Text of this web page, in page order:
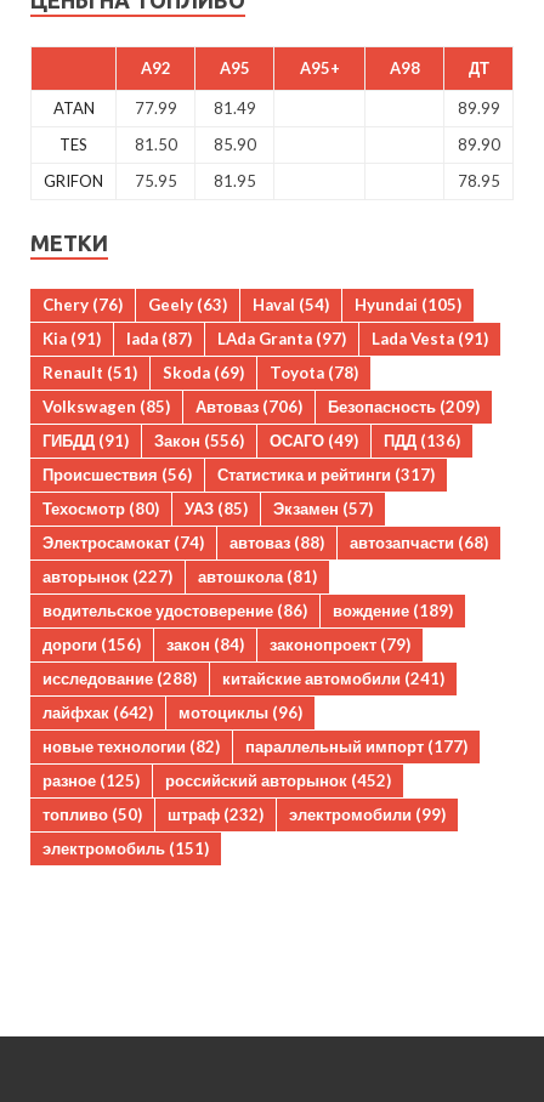
A92 A95 A95+ A98 ДТ
ATAN 77.99 81.49
89.99
TES
81.50 85.90
89.90
GRIFON
75.95 81.95 78.95
МЕТКИ
Chery (76) Geely (63) Haval (54) Hyundai (105)
Kia (91) lada (87) LAda Granta (97) Lada Vesta (91)
Renault (51) Skoda (69) Toyota (78)
Volkswagen (85) Автоваз (706) Безопасность (209)
ГИБДД (91) Закон (556) ОСАГО (49) ПДД (136)
Происшествия (56) Статистика и рейтинги (317)
Техосмотр (80) УАЗ (85) Экзамен (57)
Электросамокат (74) автоваз (88) автозапчасти (68)
авторынок (227) автошкола(81)
водительское удостоверение (86) вождение (189)
дороги (156) закон (84) законопроект (79)
исследование (288) китайские автомобили (241)
лайфхак (642) мотоциклы (96)
новые технологии (82) параллельный импорт (177)
разное (125) российский авторынок (452)
топливо (50) штраф (232) электромобили (99)
электромобиль (151)